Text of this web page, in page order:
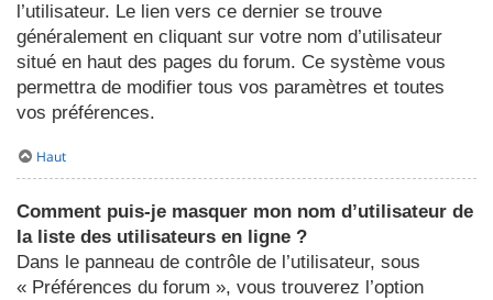
l’utilisateur. Le lien vers ce dernier se trouve
généralement en cliquant sur votre nom d’utilisateur
situé en haut des pages du forum. Ce système vous
permettra de modifier tous vos paramètres et toutes
vos préférences.
Haut
Comment puis-je masquer mon nom d’utilisateur de
la liste des utilisateurs en ligne ?
Dans le panneau de contrôle de l’utilisateur, sous
« Préférences du forum », vous trouverez l’option